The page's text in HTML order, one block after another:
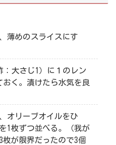
薄めのスライスにす
：大さじ1）に１のレン
おく。漬けたら水気を良
オリーブオイルをひ
1枚ずつ並べる。（我が
が限界だったので3個